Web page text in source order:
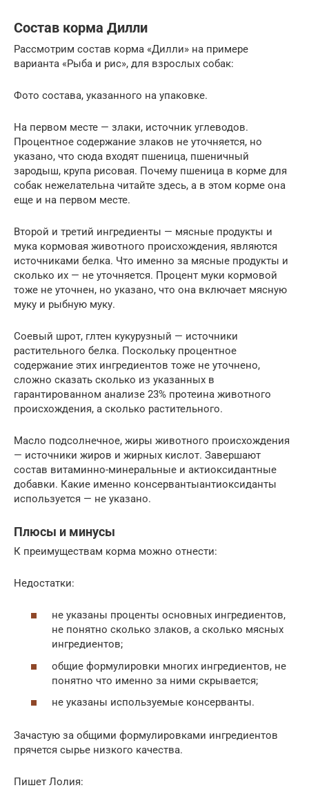
Состав корма Дилли
Рассмотрим состав корма «Дилли» на примере
варианта «Рыба и рис», для взрослых собак:
Фото состава, указанного на упаковке.
На первом месте — злаки, источник углеводов.
Процентное содержание злаков не уточняется, но
указано, что сюда входят пшеница, пшеничный
зародыш, крупа рисовая. Почему пшеница в корме для
собак нежелательна читайте здесь, а в этом корме она
еще и на первом месте.
Второй и третий ингредиенты — мясные продукты и
мука кормовая животного происхождения, являются
источниками белка. Что именно за мясные продукты и
сколько их — не уточняется. Процент муки кормовой
тоже не уточнен, но указано, что она включает мясную
муку и рыбную муку.
Соевый шрот, глтен кукурузный — источники
растительного белка. Поскольку процентное
содержание этих ингредиентов тоже не уточнено,
сложно сказать сколько из указанных в
гарантированном анализе 23% протеина животного
происхождения, а сколько растительного.
Масло подсолнечное, жиры животного происхождения
— источники жиров и жирных кислот. Завершают
состав витаминно-минеральные и актиоксидантные
добавки. Какие именно консервантыантиоксиданты
используется — не указано.
Плюсы и минусы
К преимуществам корма можно отнести:
Недостатки:
не указаны проценты основных ингредиентов,
не понятно сколько злаков, а сколько мясных
ингредиентов;
общие формулировки многих ингредиентов, не
понятно что именно за ними скрывается;
не указаны используемые консерванты.
Зачастую за общими формулировками ингредиентов
прячется сырье низкого качества.
Пишет Лолия: